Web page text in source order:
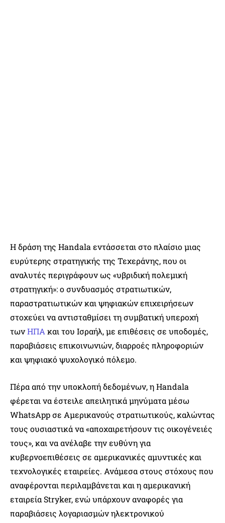
Η δράση της Handala εντάσσεται στο πλαίσιο μιας
ευρύτερης στρατηγικής της Τεχεράνης, που οι
αναλυτές περιγράφουν ως «υβριδική πολεμική
στρατηγική»: ο συνδυασμός στρατιωτικών,
παραστρατιωτικών και ψηφιακών επιχειρήσεων
στοχεύει να αντισταθμίσει τη συμβατική υπεροχή
τωνΗΠΑ και του Ισραήλ, με επιθέσεις σε υποδομές,
παραβιάσεις επικοινωνιών, διαρροές πληροφοριών
και ψηφιακό ψυχολογικό πόλεμο.
Πέρα από την υποκλοπή δεδομένων, η Handala
φέρεται να έστειλε απειλητικά μηνύματα μέσω
WhatsApp σε Αμερικανούς στρατιωτικούς, καλώντας
τους ουσιαστικά να «αποχαιρετήσουν τις οικογένειές
τους», και να ανέλαβε την ευθύνη για
κυβερνοεπιθέσεις σε αμερικανικές αμυντικές και
τεχνολογικές εταιρείες. Ανάμεσα στους στόχους που
αναφέρονται περιλαμβάνεται και η αμερικανική
εταιρεία Stryker, ενώ υπάρχουν αναφορές για
παραβιάσεις λογαριασμών ηλεκτρονικού